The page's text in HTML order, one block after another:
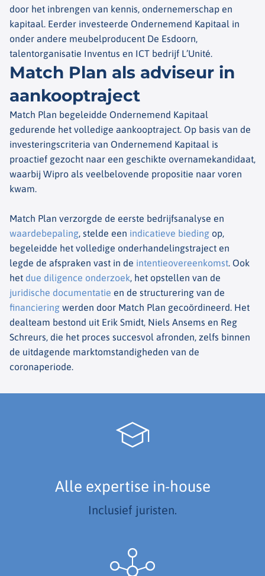
door het inbrengen van kennis, ondernemerschap en
kapitaal. Eerder investeerde Ondernemend Kapitaal in
onder andere meubelproducent De Esdoorn,
talentorganisatie Inventus en ICT bedrijf L’Unité.
Match Plan als adviseur in
aankooptraject
Match Plan begeleidde Ondernemend Kapitaal
gedurende het volledige aankooptraject. Op basis van de
investeringscriteria van Ondernemend Kapitaal is
proactief gezocht naar een geschikte overnamekandidaat,
waarbij Wipro als veelbelovende propositie naar voren
kwam.
Match Plan verzorgde de eerste bedrijfsanalyse en
waardebepaling, stelde een indicatieve bieding op,
begeleidde het volledige onderhandelingstraject en
legde de afspraken vast in de intentieovereenkomst. Ook
het due diligence onderzoek, het opstellen van de
juridische documentatie en de structurering van de
financiering werden door Match Plan gecoördineerd. Het
dealteam bestond uit Erik Smidt, Niels Ansems en Reg
Schreurs, die het proces succesvol afronden, zelfs binnen
de uitdagende marktomstandigheden van de
coronaperiode.
Alle expertise in-house
Inclusief juristen.